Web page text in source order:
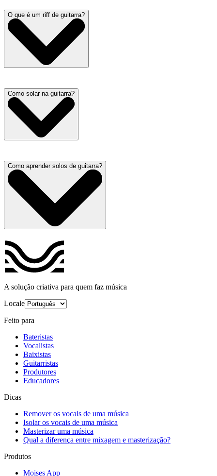
O que é um riff de guitarra?
Como solar na guitarra?
Como aprender solos de guitarra?
A solução criativa para quem faz música
Locale
Feito para
Bateristas
Vocalistas
Baixistas
Guitarristas
Produtores
Educadores
Dicas
Remover os vocais de uma música
Isolar os vocais de uma música
Masterizar uma música
Qual a diferença entre mixagem e masterização?
Produtos
Moises App